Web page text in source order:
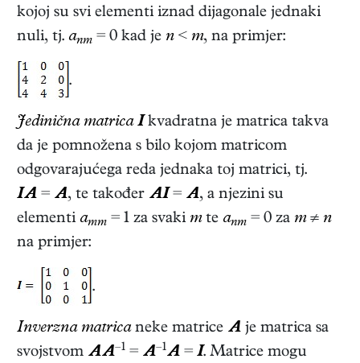
kojoj su svi elementi iznad dijagonale jednaki
nuli, tj. anm = 0 kad je n < m, na primjer:
.
Jedinična matrica I kvadratna je matrica takva
da je pomnožena s bilo kojom matricom
odgovarajućega reda jednaka toj matrici, tj.
IA = A, te također AI = A, a njezini su
elementi amm = 1 za svaki mte anm = 0 za m≠ n
na primjer:
.
Inverzna matricaneke matrice A je matrica sa
svojstvom AA–1 = A–1A = I. Matrice mogu